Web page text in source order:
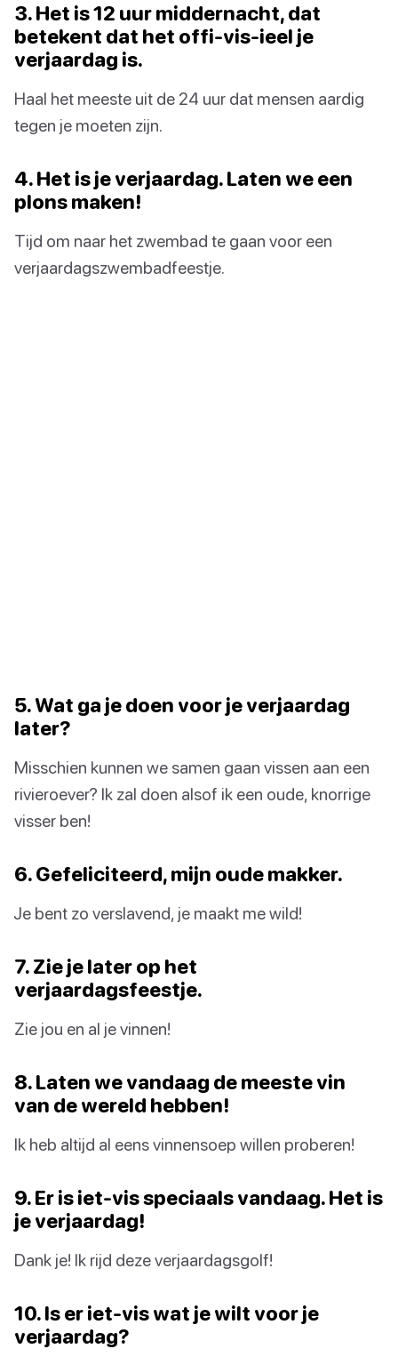
3. Het is 12 uur middernacht, dat
betekent dat het offi-vis-ieel je
verjaardag is.
Haal het meeste uit de 24 uur dat mensen aardig
tegen je moeten zijn.
4. Het is je verjaardag. Laten we een
plons maken!
Tijd om naar het zwembad te gaan voor een
verjaardagszwembadfeestje.
5. Wat ga je doen voor je verjaardag
later?
Misschien kunnen we samen gaan vissen aan een
rivieroever? Ik zal doen alsof ik een oude, knorrige
visser ben!
6. Gefeliciteerd, mijn oude makker.
Je bent zo verslavend, je maakt me wild!
7. Zie je later op het
verjaardagsfeestje.
Zie jou en al je vinnen!
8. Laten we vandaag de meeste vin
van de wereld hebben!
Ik heb altijd al eens vinnensoep willen proberen!
9. Er is iet-vis speciaals vandaag. Het is
je verjaardag!
Dank je! Ik rijd deze verjaardagsgolf!
10. Is er iet-vis wat je wilt voor je
verjaardag?